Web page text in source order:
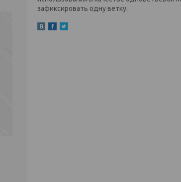
зафиксировать одну ветку.